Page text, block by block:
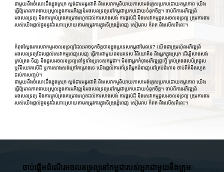
ជាមួយនឹងចំណេះដឹងក្នុងស្រុក ស្តង់ដារអន្តរជាតិ និងសេវាកម្មនិយាយភាសាអង់គ្លេសប្រកបដោយតម្លាភាព យើង
ធ្វើឱ្យមានភាពងាយស្រួលក្នុងការអភិវឌ្ឍន៍អចលនទ្រព្យនៅកម្ពុជាប្រកបដោយទំនុកចិត្ត។ ចាប់ពីការអភិវឌ្ឍន៍
អចលនទ្រព្យ និងការគ្រប់គ្រងគម្រោងរហូតដល់ការសាងសង់ ការផ្តល់ដី និងសេវាកម្មជួលអចលនទ្រព្យ ក្រុមការងារ
របស់យើងផ្តល់ជូននូវដំណោះស្រាយតាមតម្រូវការក្នុងទីក្រុងភ្នំពេញ សៀមរាប កំពត និងលើសពីនេះ។
កំពុងស្វែងរកសេវាកម្មអចលនទ្រព្យដែលអាចទុកចិត្តបានក្នុងប្រទេសកម្ពុជាមែនទេ? យើងជាក្រុមហ៊ុនអភិវឌ្ឍន៍
អចលនទ្រព្យដែលផ្តល់សេវាកម្មពេញលេញ ធ្វើការជាមួយជនបរទេស វិនិយោគិន និងអ្នកក្នុងស្រុក ដើម្បីសាងសង់
គ្រប់គ្រង ទិញ និងជួលអចលនទ្រព្យនៅទូទាំងប្រទេសកម្ពុជា។ មិនថាអ្នកកំពុងអភិវឌ្ឍផ្ទះថ្មី គ្រប់គ្រងផលប័ត្រជួល
ឬវិនិយោគលើដី ឬការសាងសង់ក្រៅគម្រោងទេ យើងផ្តល់ការគាំទ្រពីអ្នកជំនាញនៅគ្រប់ជំហាន ចាប់ពីគំនិតរហូត
ដល់ការបញ្ចប់។
ជាមួយនឹងចំណេះដឹងក្នុងស្រុក ស្តង់ដារអន្តរជាតិ និងសេវាកម្មនិយាយភាសាអង់គ្លេសប្រកបដោយតម្លាភាព យើង
ធ្វើឱ្យមានភាពងាយស្រួលក្នុងការអភិវឌ្ឍន៍អចលនទ្រព្យនៅកម្ពុជាប្រកបដោយទំនុកចិត្ត។ ចាប់ពីការអភិវឌ្ឍន៍
អចលនទ្រព្យ និងការគ្រប់គ្រងគម្រោងរហូតដល់ការសាងសង់ ការផ្តល់ដី និងសេវាកម្មជួលអចលនទ្រព្យ ក្រុមការងារ
របស់យើងផ្តល់ជូននូវដំណោះស្រាយតាមតម្រូវការក្នុងទីក្រុងភ្នំពេញ សៀមរាប កំពត និងលើសពីនេះ។
ចាប់ផ្តើមដំណើរអចលនទ្រព្យនៅកម្ពុជារបស់អ្នកជាមួយនឹងក្រុម